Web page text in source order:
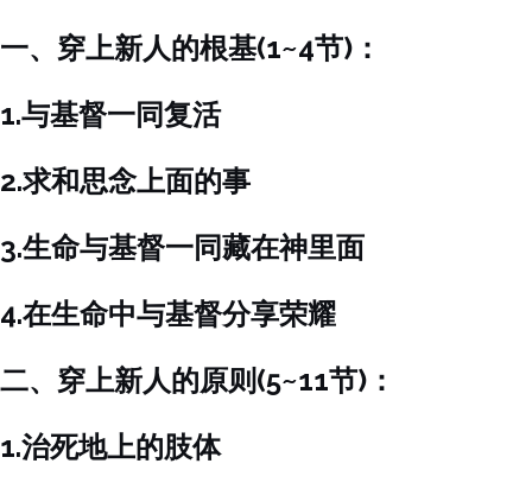
一、穿上新人的根基(1~4节)：
1.与基督一同复活
2.求和思念上面的事
3.生命与基督一同藏在神里面
4.在生命中与基督分享荣耀
二、穿上新人的原则(5~11节)：
1.治死地上的肢体